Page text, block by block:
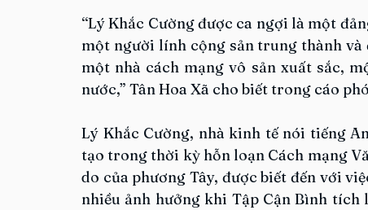
“Lý Khắc Cường được ca ngợi là một
một người lính cộng sản trung thành
một nhà cách mạng vô sản xuất sắc,
nước,” Tân Hoa Xã cho biết trong cáo
Lý Khắc Cường, nhà kinh tế nói tiếng
tạo trong thời kỳ hỗn loạn Cách mạng
do của phương Tây, được biết đến với
nhiều ảnh hưởng khi Tập Cận Bình